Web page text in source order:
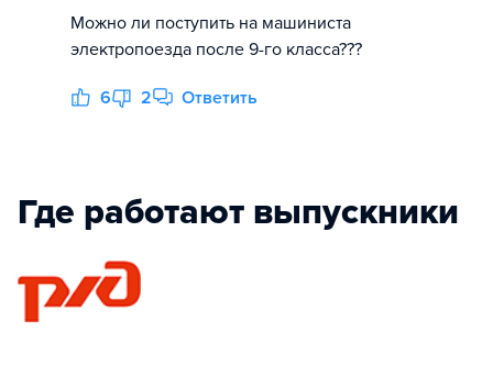
Можно ли поступить на машиниста
электропоезда после 9-го класса???
6 2 Ответить
Где работают выпускники